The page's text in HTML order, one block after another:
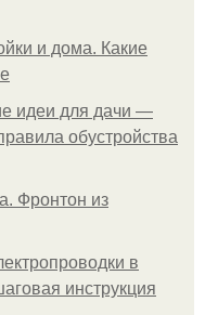
и дома. Какие
идеи для дачи —
обустройства
Фронтон из
в
инструкция